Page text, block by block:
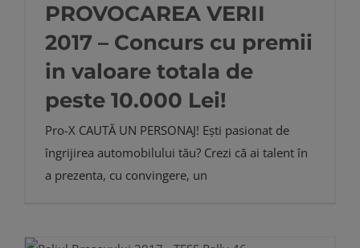
PROVOCAREA VERII
2017 – Concurs cu premii
in valoare totala de
peste 10.000 Lei!
Pro-X CAUTĂ UN PERSONAJ! Ești pasionat de
îngrijirea automobilului tău? Crezi că ai talent în
a prezenta, cu convingere, un